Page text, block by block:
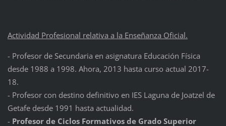
Actividad Profesional relativa a la Enseñanza Oficial.
- Profesor de Secundaria en asignatura Educación Física
desde 1988 a 1998. Ahora, 2013 hasta curso actual 2017-
18.
- Profesor con destino definitivo en IES Laguna de Joatzel de
Getafe desde 1991 hasta actualidad.
- Profesor de Ciclos Formativos de Grado Superior